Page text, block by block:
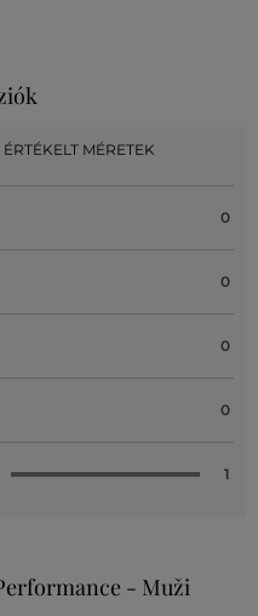
MÉRETEK
0
0
0
0
1
- Muži